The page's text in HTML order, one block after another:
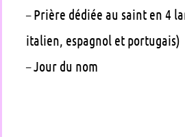
– Prière dédiée au saint en 4
italien, espagnol et portugais)
– Jour du nom